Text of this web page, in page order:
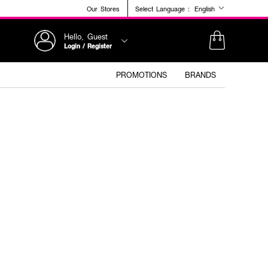
Our Stores Select Language : English
Hello, Guest
Login / Register
PROMOTIONS BRANDS